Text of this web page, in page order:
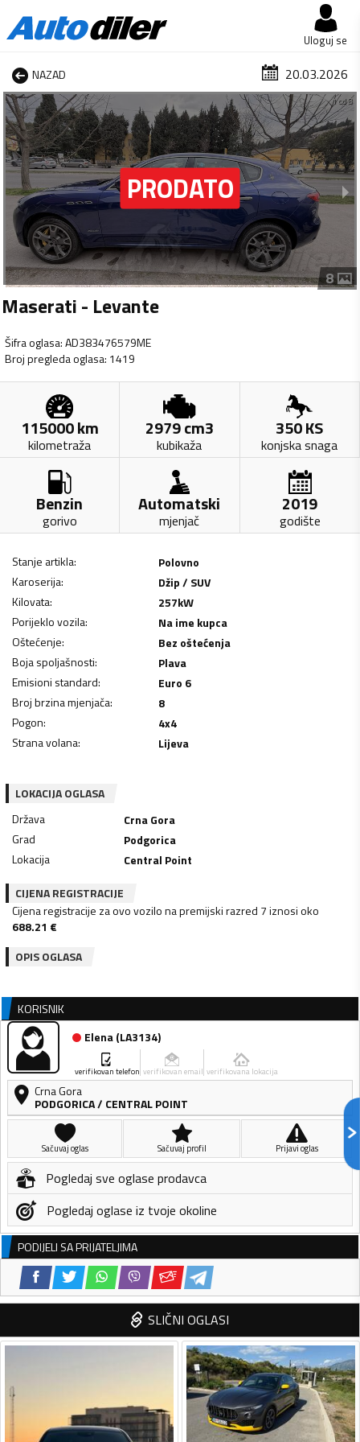
Uloguj se
NAZAD 20.03.2026
1 od 8
8
Maserati - Levante
Šifra oglasa:AD383476579ME
Broj pregleda oglasa: 1419
115000km
kilometraža
2979cm3
kubikaža
350KS
konjska snaga
Benzin
gorivo
Automatski
mjenjač
2019
godište
Stanje artikla:
Polovno
Karoserija:
Džip / SUV
Kilovata: 257kW
Porijeklo vozila:
Na ime kupca
Oštećenje:
Bez oštećenja
Boja spoljašnosti:
Plava
Emisioni standard:
Euro 6
Broj brzina mjenjača:
8
Pogon:
4x4
Strana volana: Lijeva
LOKACIJA OGLASA
Država
Crna Gora
Grad
Podgorica
Lokacija
Central Point
CIJENA REGISTRACIJE
Cijena registracije za ovo vozilo na premijski razred 7 iznosi oko
688.21 €
OPIS OGLASA
KORISNIK
Elena(LA3134)
verifikovan telefon verifikovan email verifikovana lokacija
Crna Gora
PODGORICA/ CENTRAL POINT
Sačuvaj oglas Sačuvaj profil Prijavi oglas
Pogledaj sve oglase prodavca
Pogledaj oglase iz tvoje okoline
PODIJELI SA PRIJATELJIMA
SLIČNI OGLASI